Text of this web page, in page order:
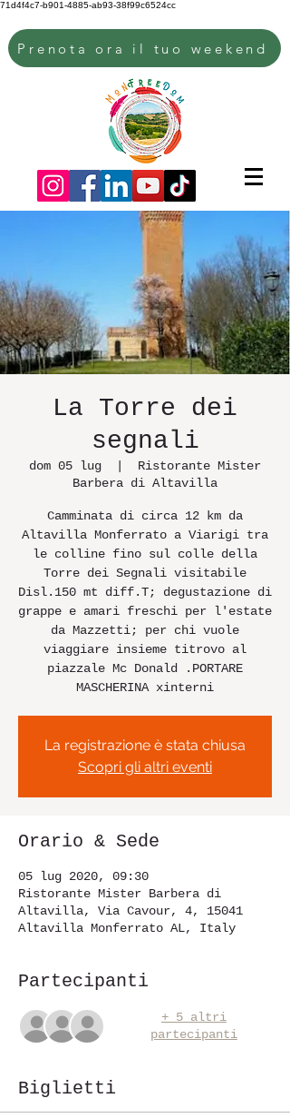
71d4f4c7-b901-4885-ab93-38f99c6524cc
Prenota ora il tuo weekend
La Torre dei
segnali
dom 05 lug
Ristorante Mister
Barbera di Altavilla
Camminata di circa 12 km da
Altavilla Monferrato a Viarigi tra
le colline fino sul colle della
Torre dei Segnali visitabile
Disl.150 mt diff.T; degustazione di
grappe e amari freschi per l'estate
da Mazzetti; per chi vuole
viaggiare insieme titrovo al
piazzale Mc Donald .PORTARE
MASCHERINA xinterni
La registrazione è stata chiusa
Scopri gli altri eventi
Orario & Sede
05 lug 2020, 09:30
Ristorante Mister Barbera di
Altavilla, Via Cavour, 4, 15041
Altavilla Monferrato AL, Italy
Partecipanti
+ 5 altri
partecipanti
Biglietti